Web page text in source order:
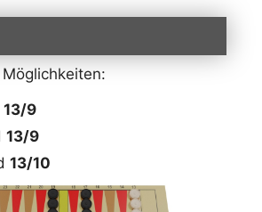
13/9
13/9
13/10